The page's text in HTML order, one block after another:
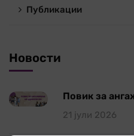
Публикации
Новости
Повик за
21 јули 2026